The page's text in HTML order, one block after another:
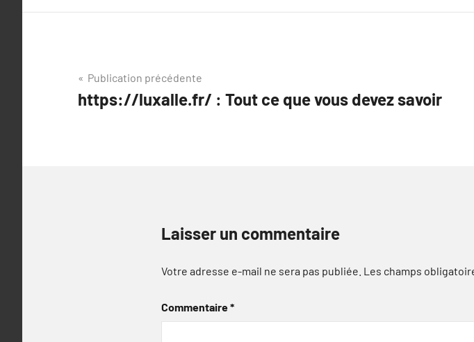
Navigation
de
Publication précédente
https://luxalle.fr/ : Tout ce que vous devez savoir
Laisser un commentaire
Votre adresse e-mail ne sera pas publiée. Les champs
Commentaire*